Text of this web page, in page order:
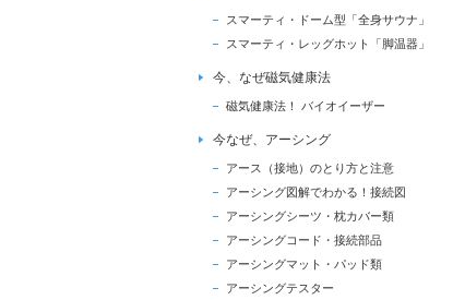
スマーティ・ドーム型「全身サウナ」
スマーティ・レッグホット「脚温器」
今、なぜ磁気健康法
磁気健康法！ バイオイーザー
今なぜ、アーシング
アース（接地）のとり方と注意
アーシング図解でわかる！接続図
アーシングシーツ・枕カバー類
アーシングコード・接続部品
アーシングマット・パッド類
アーシングテスター